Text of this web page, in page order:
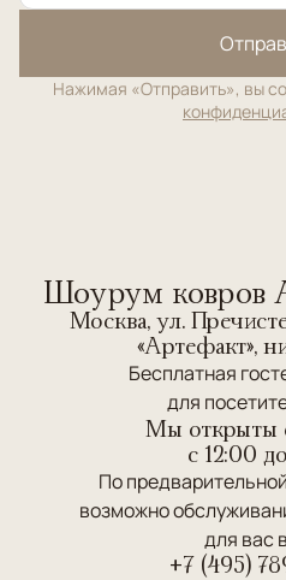
Нажимая «Отправить», вы
Шоурум ковров
Москва, ул.
«Артефакт»,
Бесплатная
для
Мы открыты
c 12:00
По
возможно
для вас
+7 (495)